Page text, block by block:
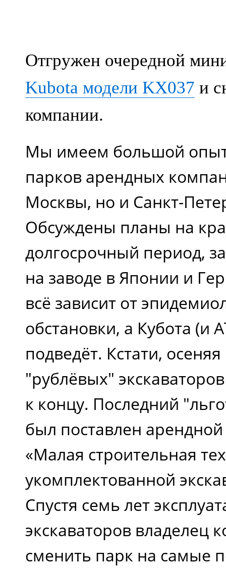
Отгружен очередной
Kubota модели KX037 и
компании.
Мы имеем большой
парков арендных
Москвы, но и Санкт-
Обсуждены планы на
долгосрочный период,
на заводе в Японии и
всё зависит от
обстановки, а Кубота (и
подведёт. Кстати,
"рублёвых"
к концу. Последний
был поставлен
«Малая строительная
укомплектованной
Спустя семь лет
экскаваторов владелец
сменить парк на самые